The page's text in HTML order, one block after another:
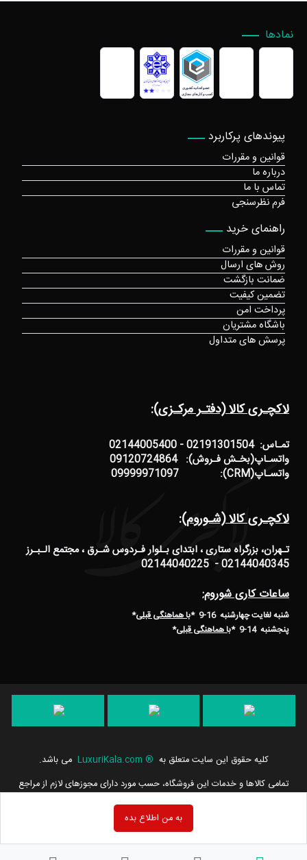
به من اطلاع بده
لاکچـری کالا (دفتـر مرکـزی):
تمـاس: 02191301504 - 02144005400
واتسـاپ(بخـش فـروش): 09120724864
واتسـاپ(CRM): 09999971097
لاکچـری کالا (شـوروم):
تـهران، بزرگراه ستاری ، ابتدای بـلوار فـردوس شـرق ، مجتمع الـبـرز
02144040345 - 02144040225
ساعات کاری شوروم:
شنبه لغایت چهارشنبه 16-9 * با هماهنگی قبلی*
پنجشنبه 14-9
*با هماهنگی قبلی*
پیوندهای پرکاربرد
قوانین و مقررات
درباره ما
تماس با ما
فرم نظرسنجی
راهنمای خرید
قوانین و مقررات
روش های ارسال
ضمانت بازگشت
تضمین کیفیت
پرداخت امن
باشگاه مشتریان
پرسش های متداول
نمادها
کلیه حقوق این سایت متعلق به ®
LuxuriKala.com می باشد.
تمامی كالاها و خدمات این فروشگاه، حسب مورد دارای مجوزهای لازم از مراجع
مربوطه می باشند و فعالیت های این سایت تابع قوانین و مقررات جمهوری